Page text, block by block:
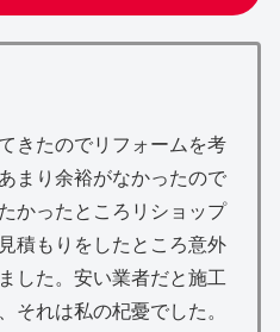
きたのでリフォームを考
まり余裕がなかったので
かったところリショップ
積もりをしたところ意外
した。安い業者だと施工
それは私の杞憂でした。